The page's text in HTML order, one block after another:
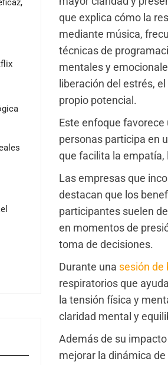
que explica cómo la
mediante música,
técnicas de
mentales y
liberación del estrés,
propio potencial.
Este enfoque
personas participa en
que facilita la empatía,
Las empresas que
destacan que los
participantes suelen
en momentos de
toma de decisiones.
Durante una sesión de
respiratorios que
la tensión física y
claridad mental y
Además de su
mejorar la dinámica